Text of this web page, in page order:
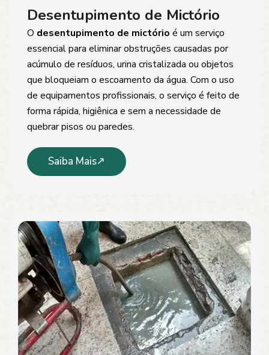
Desentupimento de Mictório
O desentupimento de mictório é um serviço
essencial para eliminar obstruções causadas por
acúmulo de resíduos, urina cristalizada ou objetos
que bloqueiam o escoamento da água. Com o uso
de equipamentos profissionais, o serviço é feito de
forma rápida, higiênica e sem a necessidade de
quebrar pisos ou paredes.
Saiba Mais